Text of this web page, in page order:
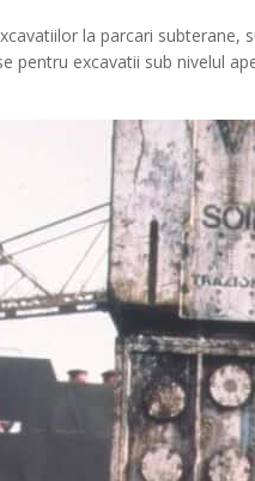
la parcari
pentru excavatii sub nivelul